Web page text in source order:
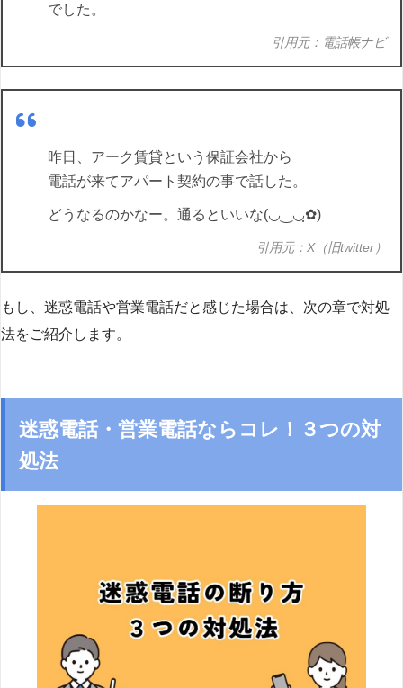
でした。
引用元：電話帳ナビ
昨日、アーク賃貸という保証会社から
電話が来てアパート契約の事で話した。
どうなるのかなー。通るといいな(◡‿◡ฺ✿)
引用元：X（旧twitter）
もし、迷惑電話や営業電話だと感じた場合は、次の章で対処
法をご紹介します。
迷惑電話・営業電話ならコレ！３つの対
処法